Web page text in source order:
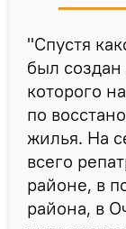
"Спустя
был создан
которого
по
жилья. На
всего
районе, в
района, в